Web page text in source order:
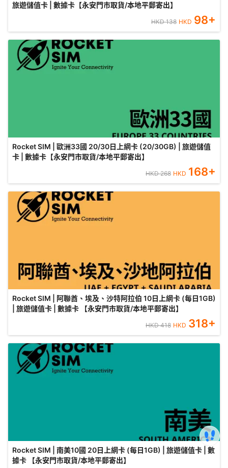
旅遊儲值卡 | 數據卡【永安門市取貨/本地平郵寄出】
HKD138 HKD 98+
Rocket SIM | 歐洲33國 20/30日上網卡 (20/30GB) | 旅遊儲值
卡 | 數據卡【永安門市取貨/本地平郵寄出】
HKD268 HKD 168+
Rocket SIM | 阿聯酋、埃及、沙特阿拉伯 10日上網卡 (每日1GB)
| 旅遊儲值卡 | 數據卡 【永安門市取貨/本地平郵寄出】
HKD418 HKD 318+
Rocket SIM | 南美10國 20日上網卡 (每日1GB) | 旅遊儲值卡 | 數
據卡 【永安門市取貨/本地平郵寄出】